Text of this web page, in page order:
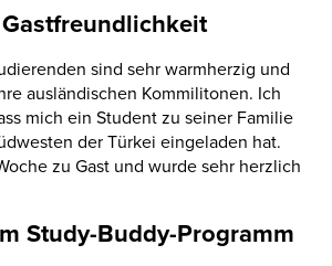
sind sehr warmherzig und
ausländischen Kommilitonen. Ich
mich ein Student zu seiner Familie
der Türkei eingeladen hat.
zu Gast und wurde sehr herzlich
Study-Buddy-Programm